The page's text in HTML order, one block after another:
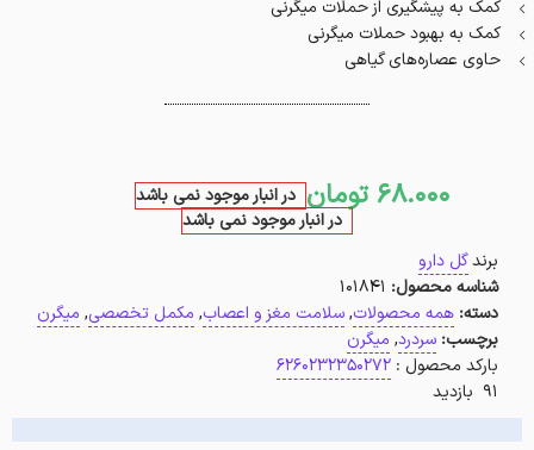
کمک به پیشگیری از حملات میگرنی
کمک به بهبود حملات میگرنی
حاوی عصاره‌های گیاهی
68.000 تومان در انبار موجود نمی باشد
در انبار موجود نمی باشد
برندگل دارو
شناسه محصول: 101841
دسته: همه محصولات,سلامت مغز و اعصاب, مکمل تخصصی, میگرن
برچسب: سردرد, میگرن
بارکد محصول : 6260232350272
91 بازدید